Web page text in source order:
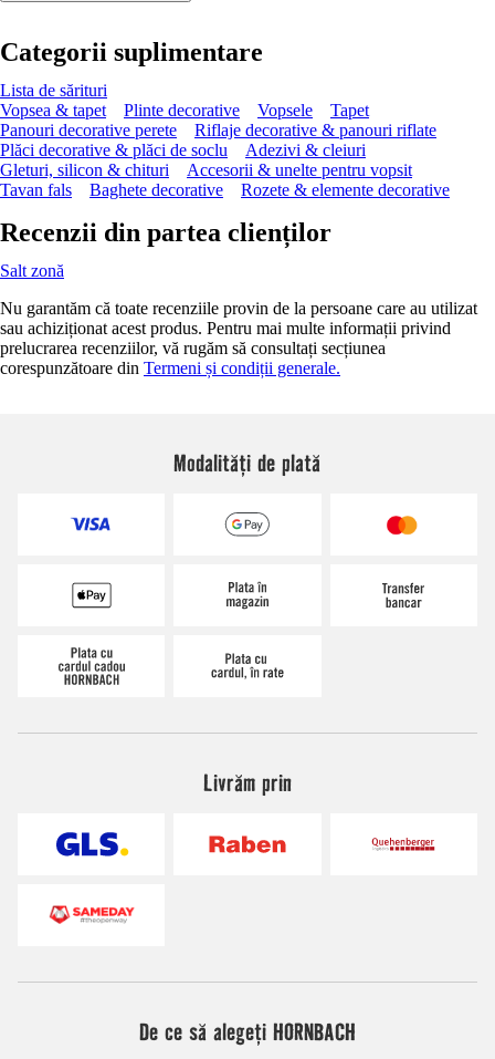
Categorii suplimentare
Lista de sărituri
Vopsea & tapet
Plinte decorative Vopsele
Tapet
Panouri decorative perete
Riflaje decorative & panouri riflate
Plăci decorative & plăci de soclu
Adezivi & cleiuri
Gleturi, silicon & chituri
Accesorii & unelte pentru vopsit
Tavan fals
Baghete decorative Rozete & elemente decorative
Recenzii din partea clienților
Salt zonă
Nu garantăm că toate recenziile provin de la persoane care au utilizat
sau achiziționat acest produs. Pentru mai multe informații privind
prelucrarea recenziilor, vă rugăm să consultați secțiunea
corespunzătoare din Termeni și condiții generale.
Modalități de plată
Livrăm prin
De ce să alegeți HORNBACH